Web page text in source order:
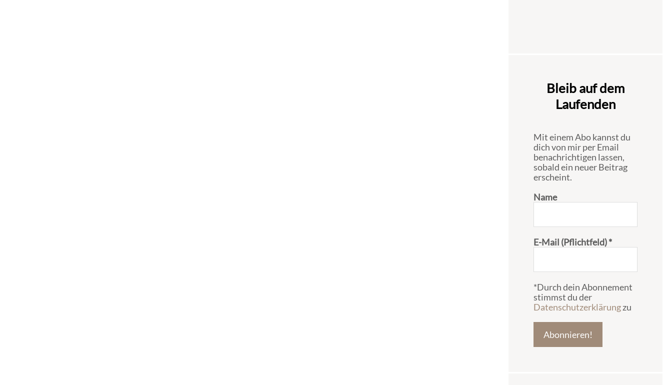
Bleib auf dem
Laufenden
Mit einem Abo kannst du
dich von mir per Email
benachrichtigen lassen,
sobald ein neuer Beitrag
erscheint.
Name
E-Mail (Pflichtfeld)*
*Durch dein Abonnement
stimmst du der
Datenschutzerklärungzu